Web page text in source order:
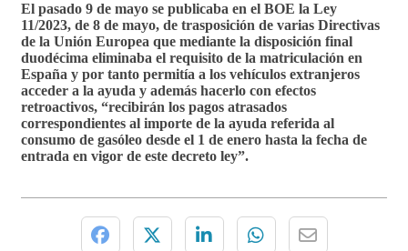
El pasado 9 de mayo se publicaba en el BOE la Ley
11/2023, de 8 de mayo, de trasposición de varias Directivas
de la Unión Europea que mediante la disposición final
duodécima eliminaba el requisito de la matriculación en
España y por tanto permitía a los vehículos extranjeros
acceder a la ayuda y además hacerlo con efectos
retroactivos, “recibirán los pagos atrasados
correspondientes al importe de la ayuda referida al
consumo de gasóleo desde el 1 de enero hasta la fecha de
entrada en vigor de este decreto ley”.